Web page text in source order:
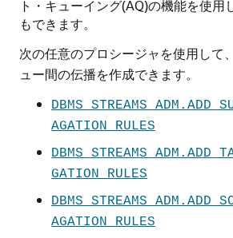
ト・キューイング(AQ)の機能を使用
もできます。
次の任意のプロシージャを使用して
ュー間の伝播を作成できます。
AGATION_RULES
GATION_RULES
AGATION_RULES